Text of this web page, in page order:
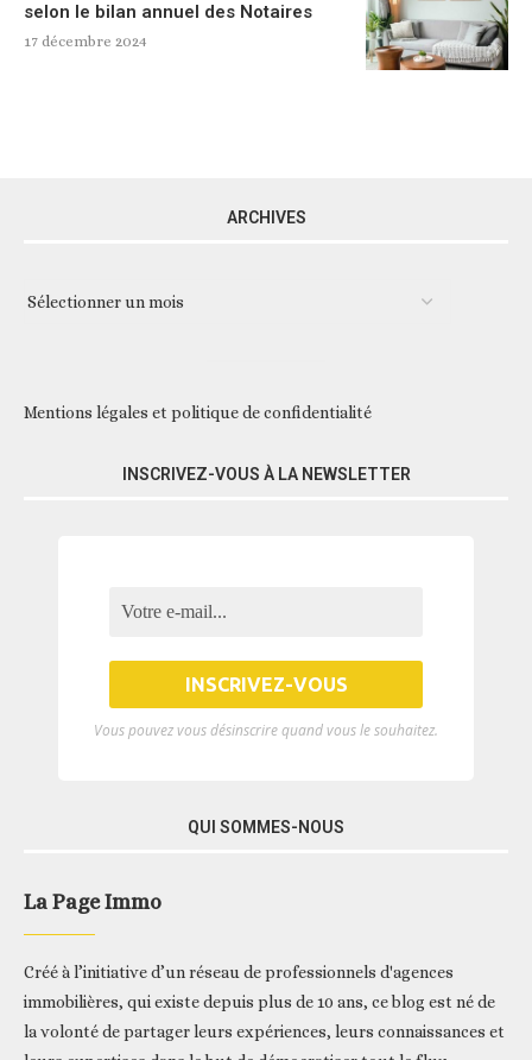
selon le bilan annuel des Notaires
17 décembre 2024
ARCHIVES
Mentions légales et politique de confidentialité
INSCRIVEZ-VOUS À LA NEWSLETTER
Vous pouvez vous désinscrire quand vous le souhaitez.
QUI SOMMES-NOUS
La Page Immo
Créé à l’initiative d’un réseau de professionnels d'agences
immobilières, qui existe depuis plus de 10 ans, ce blog est né de
la volonté de partager leurs expériences, leurs connaissances et